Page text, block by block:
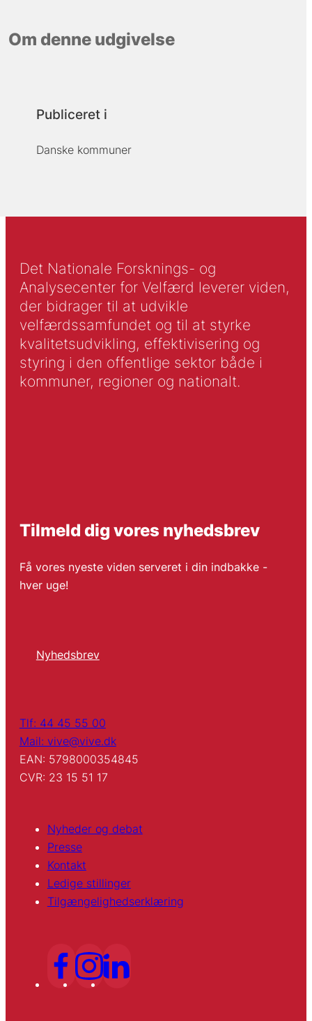
Om denne udgivelse
Publiceret i
Danske kommuner
Det Nationale Forsknings- og
Analysecenter for Velfærd leverer viden,
der bidrager til at udvikle
velfærdssamfundet og til at styrke
kvalitetsudvikling, effektivisering og
styring i den offentlige sektor både i
kommuner, regioner og nationalt.
Tilmeld dig vores nyhedsbrev
Få vores nyeste viden serveret i din indbakke -
hver uge!
Nyhedsbrev
Tlf: 44 45 55 00
Mail: vive@vive.dk
EAN: 5798000354845
CVR: 23 15 51 17
Nyheder og debat
Presse
Kontakt
Ledige stillinger
Tilgængelighedserklæring